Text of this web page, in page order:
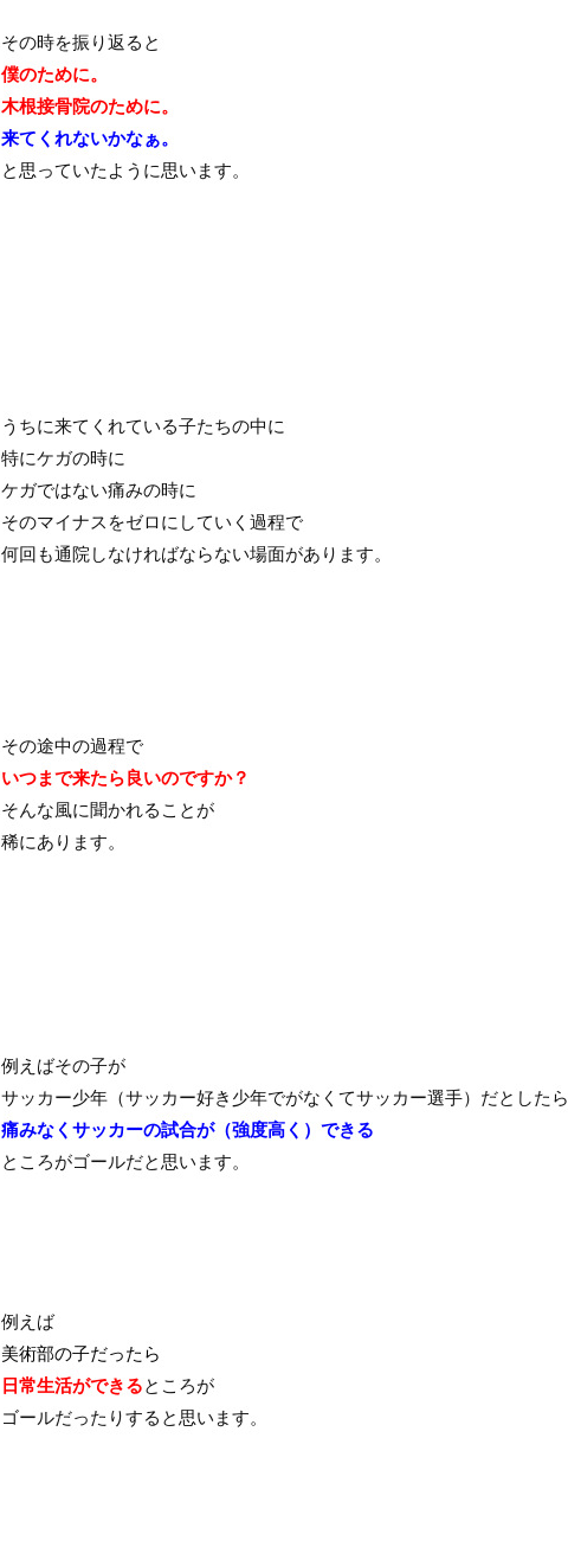
その時を振り返ると
僕のために。
木根接骨院のために。
来てくれないかなぁ。
と思っていたように思います。
うちに来てくれている子たちの中に
特にケガの時に
ケガではない痛みの時に
そのマイナスをゼロにしていく過程で
何回も通院しなければならない場面があります。
その途中の過程で
いつまで来たら良いのですか？
そんな風に聞かれることが
稀にあります。
例えばその子が
サッカー少年（サッカー好き少年でがなくてサッカー選手）だとしたら
痛みなくサッカーの試合が（強度高く） できる
ところがゴールだと思います。
例えば
美術部の子だったら
日常生活ができるところが
ゴールだったりすると思います。